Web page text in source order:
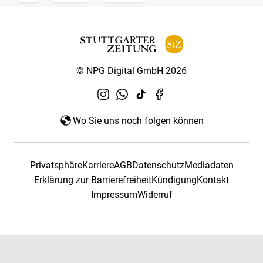
© NPG Digital GmbH 2026
Wo Sie uns noch folgen können
PrivatsphäreKarriereAGBDatenschutzMediadaten
Erklärung zur BarrierefreiheitKündigungKontakt
ImpressumWiderruf